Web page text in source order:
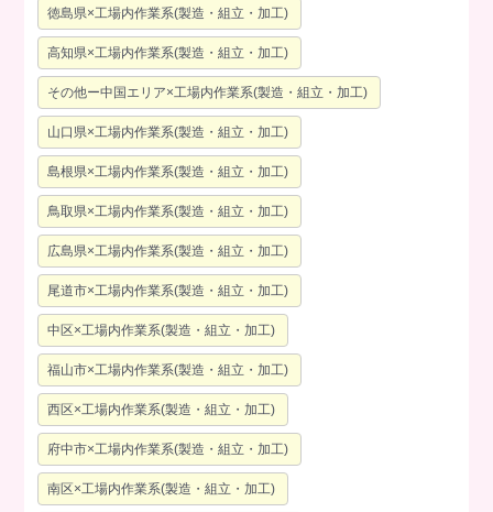
徳島県×工場内作業系(製造・組立・加工)
高知県×工場内作業系(製造・組立・加工)
その他ー中国エリア×工場内作業系(製造・組立・加工)
山口県×工場内作業系(製造・組立・加工)
島根県×工場内作業系(製造・組立・加工)
鳥取県×工場内作業系(製造・組立・加工)
広島県×工場内作業系(製造・組立・加工)
尾道市×工場内作業系(製造・組立・加工)
中区×工場内作業系(製造・組立・加工)
福山市×工場内作業系(製造・組立・加工)
西区×工場内作業系(製造・組立・加工)
府中市×工場内作業系(製造・組立・加工)
南区×工場内作業系(製造・組立・加工)